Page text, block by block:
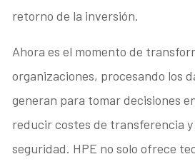
retorno de la inversión.
Ahora es el momento de
organizaciones, procesando los
generan para tomar decisiones
reducir costes de transferencia
seguridad. HPE no solo ofrece